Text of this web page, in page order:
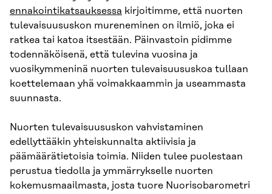
ennakointikatsauksessa kirjoitimme, että nuorten
tulevaisuususkon mureneminen on ilmiö, joka ei
ratkea tai katoa itsestään. Päinvastoin pidimme
todennäköisenä, että tulevina vuosina ja
vuosikymmeninä nuorten tulevaisuususkoa tullaan
koettelemaan yhä voimakkaammin ja useammasta
suunnasta.
Nuorten tulevaisuususkon vahvistaminen
edellyttääkin yhteiskunnalta aktiivisia ja
päämäärätietoisia toimia. Niiden tulee puolestaan
perustua tiedolla ja ymmärrykselle nuorten
kokemusmaailmasta, josta tuore Nuorisobarometri